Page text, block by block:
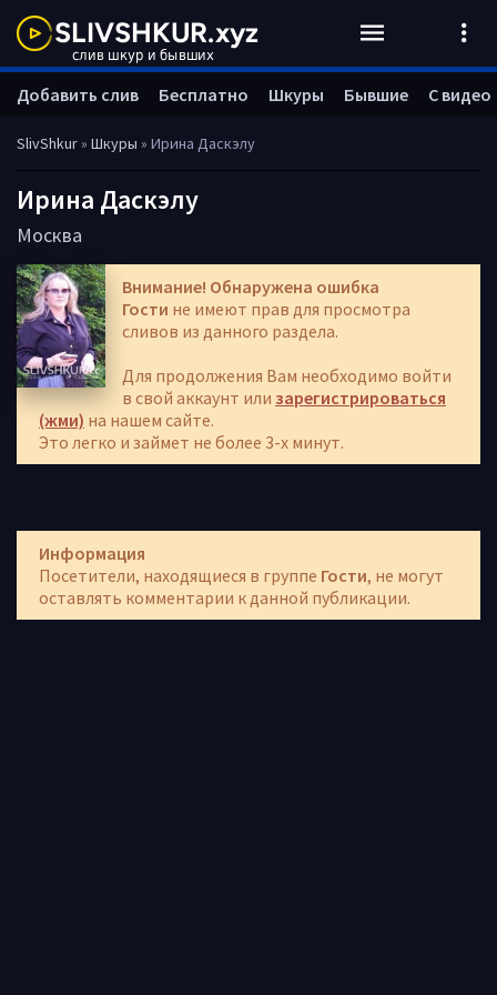
SlivShkur» Шкуры » Ирина Даскэлу
Ирина Даскэлу
Москва
Внимание! Обнаружена ошибка
Гости не имеют прав для просмотра
сливов из данного раздела.
Для продолжения Вам необходимо войти
в свой аккаунт или зарегистрироваться
(жми) на нашем сайте.
Это легко и займет не более 3-х минут.
Информация
Посетители, находящиеся в группе Гости, не могут
оставлять комментарии к данной публикации.
Добавить слив Бесплатно Шкуры Бывшие С видео